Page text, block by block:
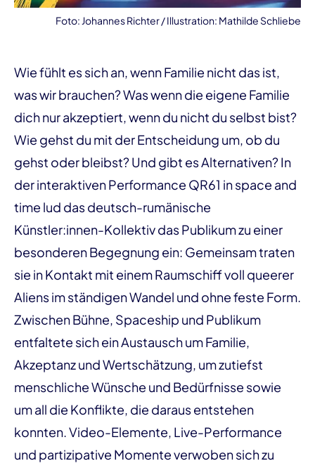
Foto: Johannes Richter / Illustration: Mathilde Schliebe
Wie fühlt es sich an, wenn Familie nicht das ist,
was wir brauchen? Was wenn die eigene Familie
dich nur akzeptiert, wenn du nicht du selbst bist?
Wie gehst du mit der Entscheidung um, ob du
gehst oder bleibst? Und gibt es Alternativen? In
der interaktiven Performance QR61 in space and
time lud das deutsch-rumänische
Künstler:innen-Kollektiv das Publikum zu einer
besonderen Begegnung ein: Gemeinsam traten
sie in Kontakt mit einem Raumschiff voll queerer
Aliens im ständigen Wandel und ohne feste Form.
Zwischen Bühne, Spaceship und Publikum
entfaltete sich ein Austausch um Familie,
Akzeptanz und Wertschätzung, um zutiefst
menschliche Wünsche und Bedürfnisse sowie
um all die Konflikte, die daraus entstehen
konnten. Video-Elemente, Live-Performance
und partizipative Momente verwoben sich zu